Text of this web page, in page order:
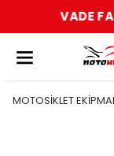
MOTOSİKLET